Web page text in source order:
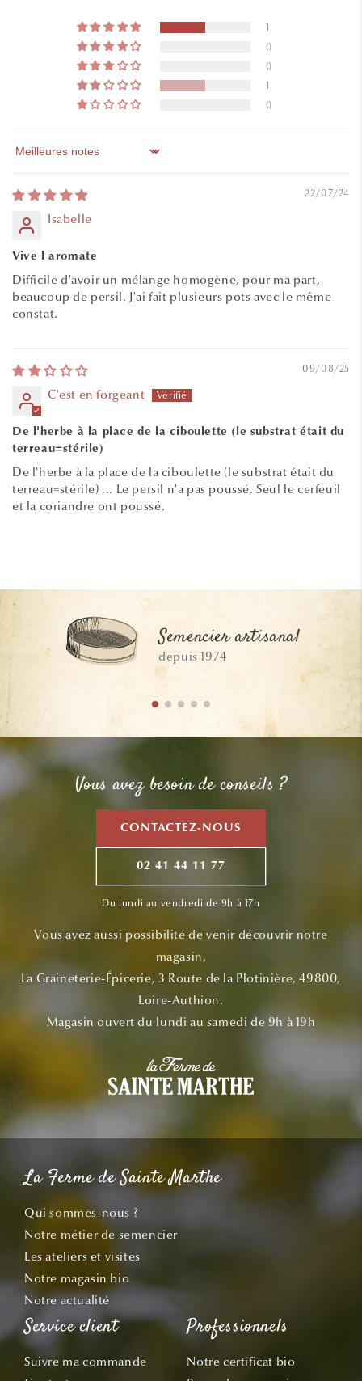
1
0
0
1
0
Sort by
22/07/24
Isabelle
Vive l aromate
Difficile d'avoir un mélange homogène, pour ma part,
beaucoup de persil. J'ai fait plusieurs pots avec le même
constat.
09/08/25
C'est en forgeant
De l'herbe à la place de la ciboulette (le substrat était du
terreau=stérile)
De l'herbe à la place de la ciboulette (le substrat était du
terreau=stérile) ... Le persil n'a pas poussé. Seul le cerfeuil
et la coriandre ont poussé.
Semencier artisanal
depuis 1974
Vous avez besoin de conseils ?
CONTACTEZ-NOUS
02 41 44 11 77
Du lundi au vendredi de 9h à 17h
Vous avez aussi possibilité de venir découvrir notre
magasin,
La Graineterie-Épicerie, 3 Route de la Plotinière, 49800,
Loire-Authion.
Magasin ouvert du lundi au samedi de 9h à 19h
La Ferme de Sainte Marthe
Qui sommes-nous ?
Notre métier de semencier
Les ateliers et visites
Notre magasin bio
Notre actualité
Service client
Suivre ma commande
Professionnels
Notre certificat bio